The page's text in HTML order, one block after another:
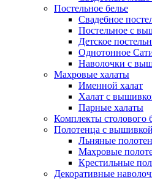
Постельное белье
Свадебное
Постельное с
Детское
Однотонное
Наволочки с
Махровые халаты
Именной халат
Халат с
Парные халаты
Комплекты столового
Полотенца с вышивкой
Льняные
Махровые
Крестильные
Декоративные